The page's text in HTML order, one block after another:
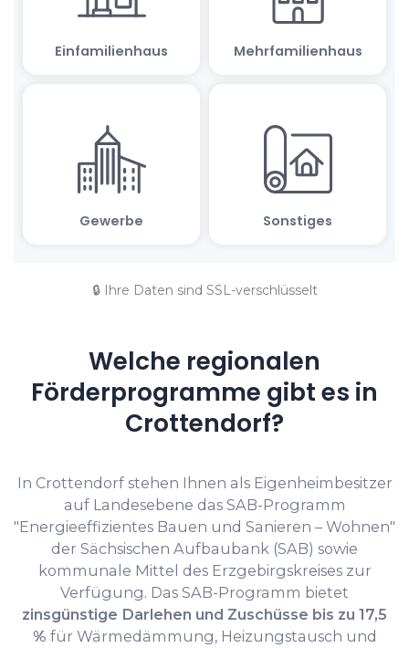
🔒 Ihre Daten sind SSL-verschlüsselt
Welche regionalen
Förderprogramme gibt es in
Crottendorf?
In Crottendorf stehen Ihnen als Eigenheimbesitzer
auf Landesebene das SAB-Programm
"Energieeffizientes Bauen und Sanieren – Wohnen"
der Sächsischen Aufbaubank (SAB) sowie
kommunale Mittel des Erzgebirgskreises zur
Verfügung. Das SAB-Programm bietet
zinsgünstige Darlehen und Zuschüsse bis zu 17,5
% für Wärmedämmung, Heizungstausch und